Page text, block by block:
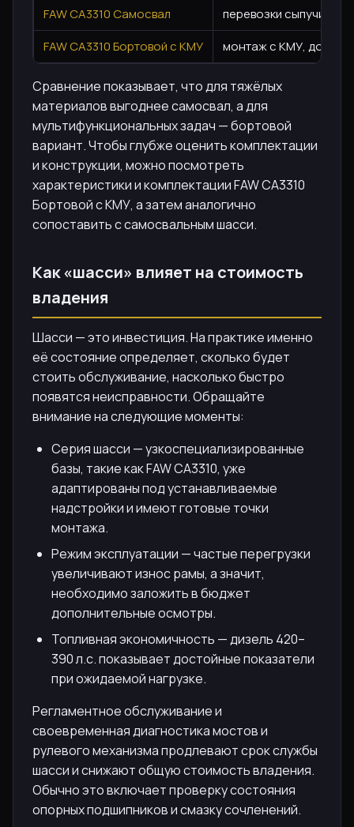
FAW CA3310 Самосвал
перевозки сыпучих
FAW CA3310 Бортовой с КМУ
монтаж с КМУ,
Сравнение показывает, что для тяжёлых
материалов выгоднее самосвал, а для
мультифункциональных задач — бортовой
вариант. Чтобы глубже оценить комплектации
и конструкции, можно посмотреть
характеристики и комплектации FAW CA3310
Бортовой с КМУ, а затем аналогично
сопоставить с самосвальным шасси.
Как «шасси» влияет на стоимость
владения
Шасси — это инвестиция. На практике именно
её состояние определяет, сколько будет
стоить обслуживание, насколько быстро
появятся неисправности. Обращайте
внимание на следующие моменты:
Серия шасси — узкоспециализированные
базы, такие как FAW CA3310, уже
адаптированы под устанавливаемые
надстройки и имеют готовые точки
монтажа.
Режим эксплуатации — частые перегрузки
увеличивают износ рамы, а значит,
необходимо заложить в бюджет
дополнительные осмотры.
Топливная экономичность — дизель 420–
390 л.с. показывает достойные показатели
при ожидаемой нагрузке.
Регламентное обслуживание и
своевременная диагностика мостов и
рулевого механизма продлевают срок службы
шасси и снижают общую стоимость владения.
Обычно это включает проверку состояния
опорных подшипников и смазку сочленений.